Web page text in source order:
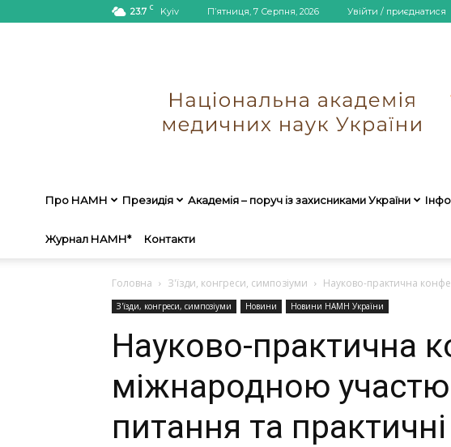
23.7 C Kyiv П’ятниця, 7 Серпня, 2026 Увійти / приєднатися
Про НАМН Президія Академія – поруч із захисниками України
Журнал НАМН* Контакти
Головна З'їзди, конгреси, симпозіуми Науково-практична
З'їзди, конгреси, симпозіуми Новини Новини НАМН України
Науково-практична
міжнародною участю
питання та